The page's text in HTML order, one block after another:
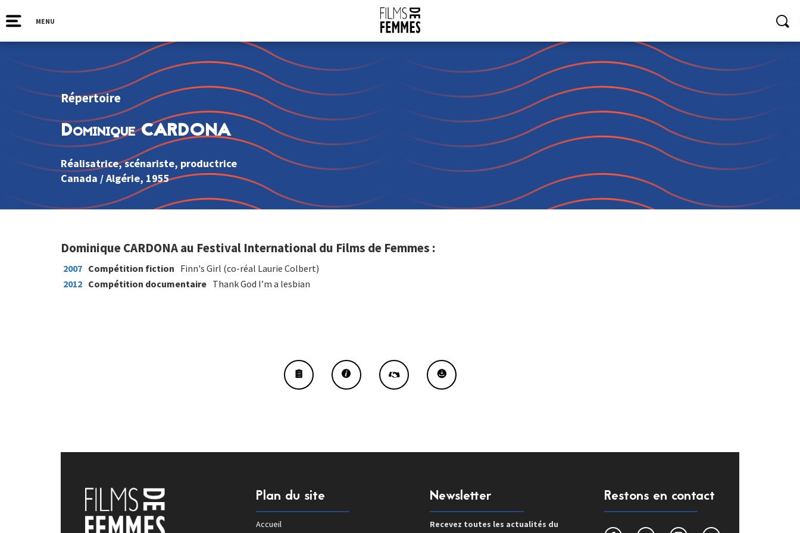
MENU
Répertoire
Dominique CARDONA
Réalisatrice, scénariste, productrice
Canada /Algérie, 1955
Dominique CARDONA au Festival International du Films de Femmes :
2007 Compétition fiction Finn's Girl (co-réal Laurie Colbert)
2012 Compétition documentaire Thank God I’m a lesbian
Plan du site
Accueil
Newsletter
Recevez toutes les actualités du
Restons en contact